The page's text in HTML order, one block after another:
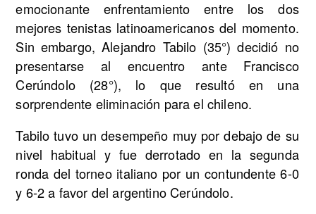
emocionante enfrentamiento entre los dos
mejores tenistas latinoamericanos del momento.
Sin embargo, Alejandro Tabilo (35°) decidió no
presentarse al encuentro ante Francisco
Cerúndolo (28°), lo que resultó en una
sorprendente eliminación para el chileno.
Tabilo tuvo un desempeño muy por debajo de su
nivel habitual y fue derrotado en la segunda
ronda del torneo italiano por un contundente 6-0
y 6-2 a favor del argentino Cerúndolo.